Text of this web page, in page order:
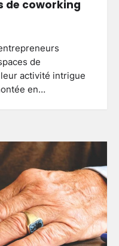
de coworking
de
activité intrigue
en…